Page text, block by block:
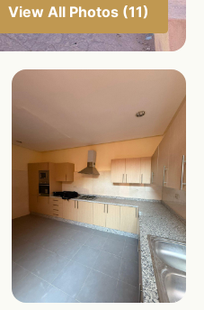
View All Photos (11)